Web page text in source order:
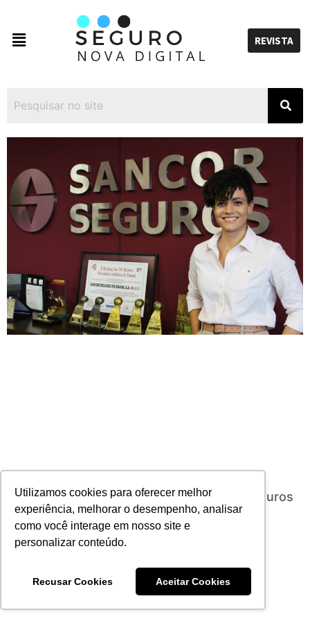
Utilizamos cookies para oferecer melhor
experiência, melhorar o desempenho, analisar
como você interage em nosso site e
personalizar conteúdo.
Recusar Cookies Aceitar Cookies
REVISTA
Kaine Cristine é a nova COO da Sancor Seguros
13/03/2023 Nenhum comentário
Leia mais